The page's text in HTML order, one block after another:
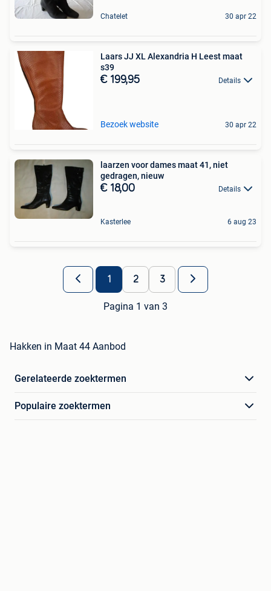
Chatelet 30 apr 22
Laars JJ XL Alexandria H Leest maat
s39
€ 199,95 Details
Bezoek website 30 apr 22
laarzen voor dames maat 41, niet
gedragen, nieuw
€ 18,00 Details
Kasterlee 6 aug 23
1 2 3
Pagina 1 van 3
Hakken in Maat 44 Aanbod
Gerelateerde zoektermen
Populaire zoektermen